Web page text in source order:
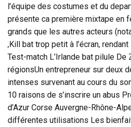
l’équipe des costumes et du
présente ca première mixtape en
grands que les autres acteurs
,Kill bat trop petit à l’écran,
Test-match L’Irlande bat pilule De
régionsUn entrepreneur sur deux
intenses survenant au cours du
10 raisons de s’inscrire un abus
d’Azur Corse Auvergne-Rhône-
différentes utilisations Les